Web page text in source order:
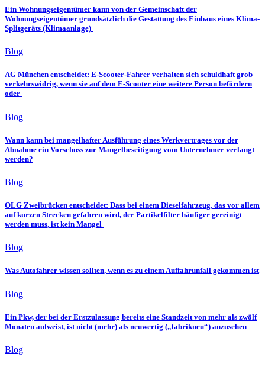
Ein Wohnungseigentümer kann von der Gemeinschaft der
Wohnungseigentümer grundsätzlich die Gestattung des Einbaus eines Klima-
Splitgeräts (Klimaanlage)
Blog
AG München entscheidet: E-Scooter-Fahrer verhalten sich schuldhaft grob
verkehrswidrig, wenn sie auf dem E-Scooter eine weitere Person befördern
oder
Blog
Wann kann bei mangelhafter Ausführung eines Werkvertrages vor der
Abnahme ein Vorschuss zur Mangelbeseitigung vom Unternehmer verlangt
werden?
Blog
OLG Zweibrücken entscheidet: Dass bei einem Dieselfahrzeug, das vor allem
auf kurzen Strecken gefahren wird, der Partikelfilter häufiger gereinigt
werden muss, ist kein Mangel
Blog
Was Autofahrer wissen sollten, wenn es zu einem Auffahrunfall gekommen ist
Blog
Ein Pkw, der bei der Erstzulassung bereits eine Standzeit von mehr als zwölf
Monaten aufweist, ist nicht (mehr) als neuwertig („fabrikneu“) anzusehen
Blog